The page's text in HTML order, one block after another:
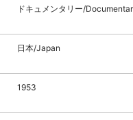
ドキュメンタリー/
日本/Japan
1953